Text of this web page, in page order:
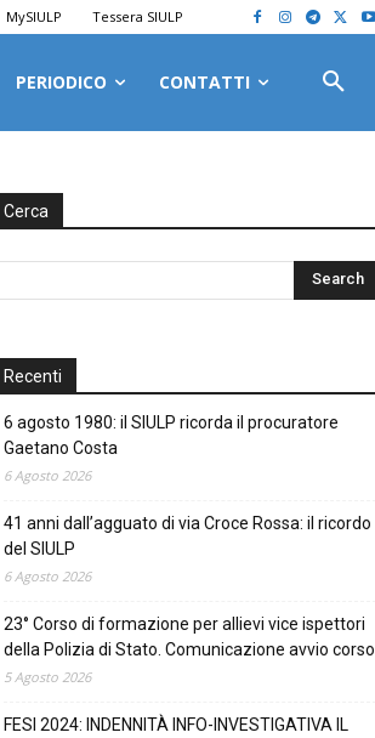
MySIULP Tessera SIULP
PERIODICO CONTATTI
Cerca
Recenti
6 agosto 1980: il SIULP ricorda il procuratore
Gaetano Costa
6 Agosto 2026
41 anni dall’agguato di via Croce Rossa: il ricordo
del SIULP
6 Agosto 2026
23° Corso di formazione per allievi vice ispettori
della Polizia di Stato. Comunicazione avvio corso
5 Agosto 2026
FESI 2024: INDENNITÀ INFO-INVESTIGATIVA IL